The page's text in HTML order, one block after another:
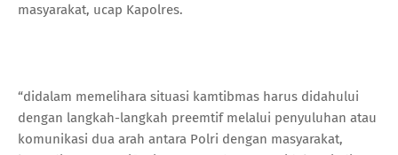
masyarakat, ucap Kapolres.
“didalam memelihara situasi kamtibmas harus didahului
dengan langkah-langkah preemtif melalui penyuluhan atau
komunikasi dua arah antara Polri dengan masyarakat,